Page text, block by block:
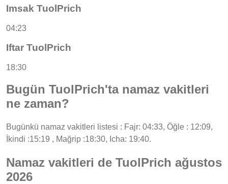
Imsak TuolPrich
04:23
Iftar TuolPrich
18:30
Bugün TuolPrich'ta namaz vakitleri
ne zaman?
Bugünkü namaz vakitleri listesi : Fajr: 04:33, Öğle : 12:09,
İkindi :15:19 , Mağrip :18:30, Icha: 19:40.
Namaz vakitleri de TuolPrich ağustos
2026